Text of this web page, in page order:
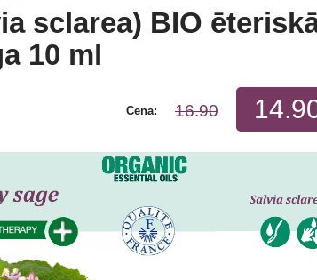
sclarea) BIO
10 ml
16.90
Cena: